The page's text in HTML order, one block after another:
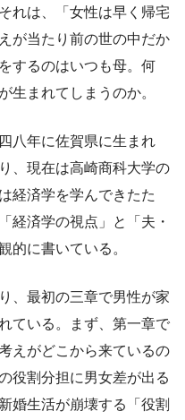
れは、「女性は早く帰宅
が当たり前の世の中だか
するのはいつも母。何
生まれてしまうのか。
八年に佐賀県に生まれ
、現在は高崎商科大学の
経済学を学んできたた
経済学の視点」と「夫・
的に書いている。
、最初の三章で男性が家
ている。まず、第一章で
えがどこから来ているの
役割分担に男女差が出る
婚生活が崩壊する「役割